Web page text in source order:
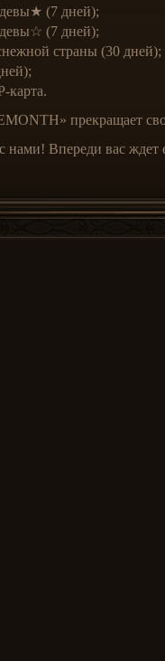
(7 дней);
(7 дней);
страны (30 дней);
карта.
прекращает
нами! Впереди вас